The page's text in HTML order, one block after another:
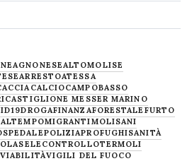
AGNONESEALTOMOLISE
ARRESTOATESSA
CALCIOCAMPOBASSO
CASTIGLIONE MESSER MARINO
DROGAFINANZAFORESTALE FURTO
MIGRANTIMOLISANI
POLIZIAPROFUGHISANITÀ
SELECONTROLLOTERMOLI
VIABILITÀVIGILI DEL FUOCO